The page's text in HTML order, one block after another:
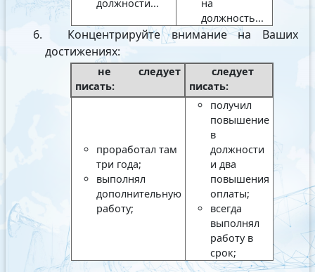
должности...
на
должность...
Концентрируйте внимание на Ваших
достижениях:
не следует
писать:
следует
писать:
проработал там
три года;
выполнял
дополнительную
работу;
получил
повышение
в
должности
и два
повышения
оплаты;
всегда
выполнял
работу в
срок;